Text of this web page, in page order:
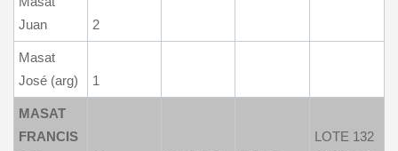
Juan
2
Masat
José (arg)
1
MASAT
FRANCIS
LOTE 132